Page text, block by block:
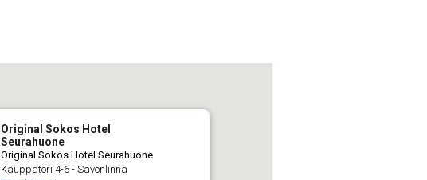
Original Sokos Hotel
Seurahuone
Original Sokos Hotel Seurahuone
Kauppatori 4-6 - Savonlinna